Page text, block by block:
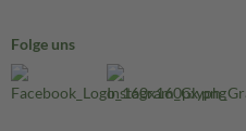
Folge uns